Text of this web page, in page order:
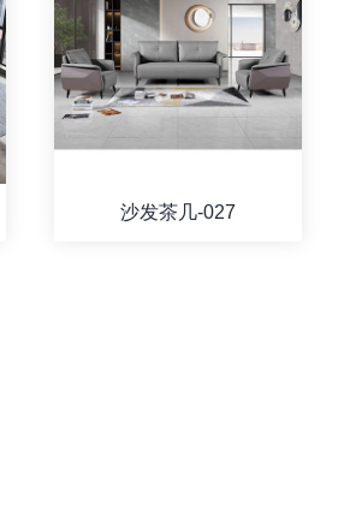
沙发茶几-027